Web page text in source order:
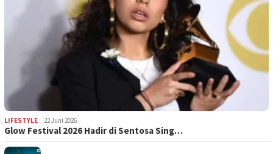
LIFESTYLE 22 Juni 2026
Glow Festival 2026 Hadir di Sentosa Sing…